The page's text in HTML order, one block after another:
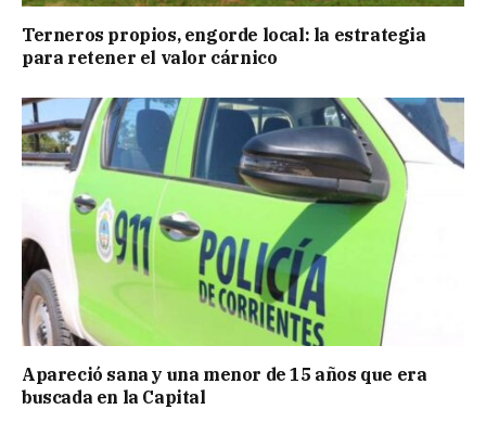
Terneros propios, engorde local: la estrategia
para retener el valor cárnico
Apareció sana y una menor de 15 años que era
buscada en la Capital